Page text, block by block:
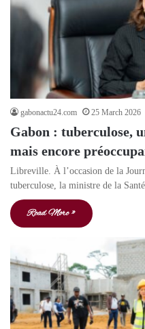
gabonactu24.com 25 March 2026
Gabon : tuberculose,
mais encore
Libreville. À l’occasion de la
tuberculose, la ministre de la
Read More »